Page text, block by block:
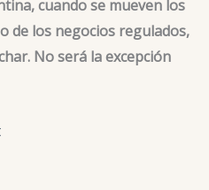
cuando se mueven los
de los negocios regulados,
No será la excepción